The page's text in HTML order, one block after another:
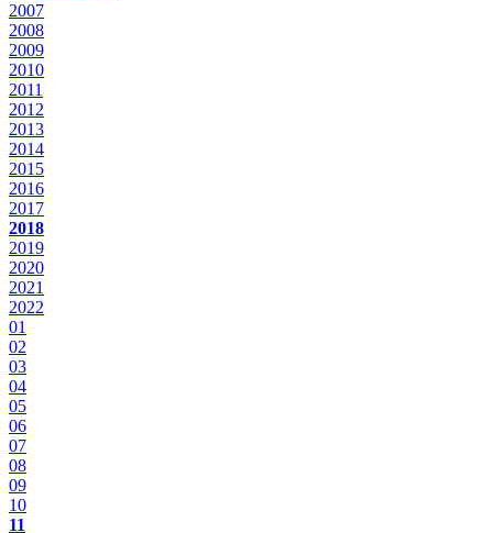
2007
2008
2009
2010
2011
2012
2013
2014
2015
2016
2017
2018
2019
2020
2021
2022
01
02
03
04
05
06
07
08
09
10
11